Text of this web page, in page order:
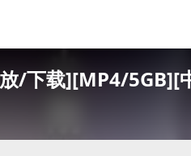
/下载][MP4/5GB][